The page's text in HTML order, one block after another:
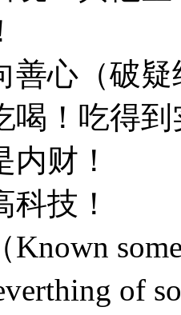
善心（破
喝！吃得到
财！
技！
of